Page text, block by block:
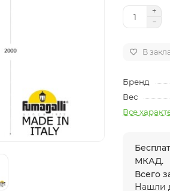
В
Бренд
Вес
Все
МКАД.
Всего
Нашли